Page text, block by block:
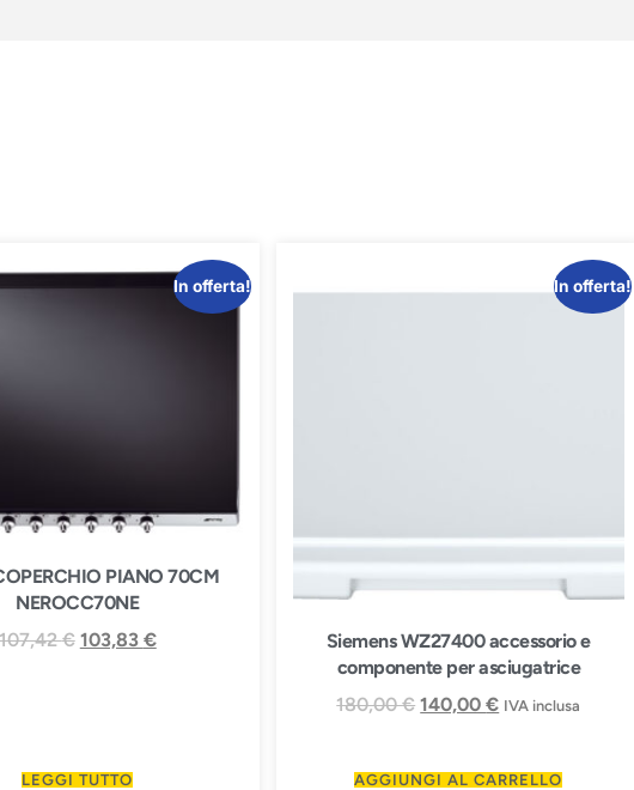
In offerta!
PIANO 70CM
NEROCC70NE
107,42€ 103,83 €
LEGGI TUTTO
In offerta!
Siemens WZ27400 accessorio e
componente per asciugatrice
180,00€ 140,00€ IVA inclusa
AGGIUNGI AL CARRELLO